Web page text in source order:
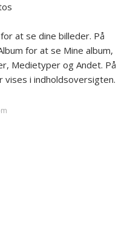
at se dine billeder. På
for at se Mine album,
Medietyper og Andet. På
vises i indholdsoversigten.